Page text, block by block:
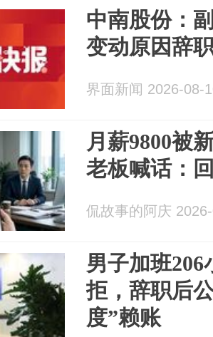
中南股份：
变动原因辞
界面新闻 2026-08-
月薪9800被
老板喊话：
侃故事的阿庆
男子加班
拒，辞职后
度”赖账